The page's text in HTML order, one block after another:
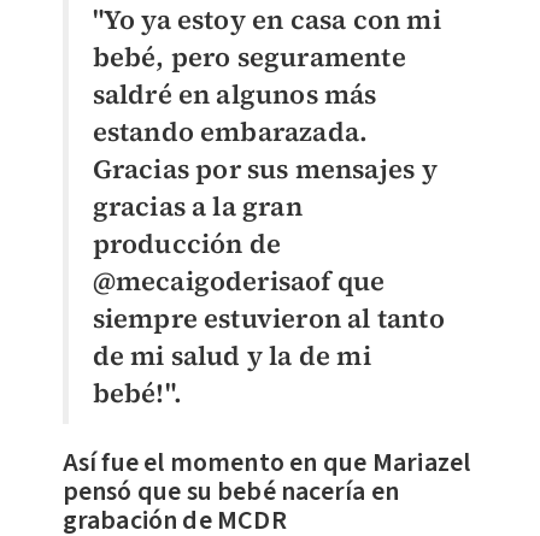
"Yo ya estoy en casa con mi
bebé, pero seguramente
saldré en algunos más
estando embarazada.
Gracias por sus mensajes y
gracias a la gran
producción de
@mecaigoderisaof que
siempre estuvieron al tanto
de mi salud y la de mi
bebé!".
Así fue el momento en que Mariazel
pensó que su bebé nacería en
grabación de MCDR